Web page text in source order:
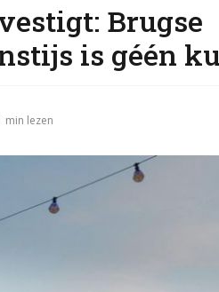
Brugse
is géén
min lezen